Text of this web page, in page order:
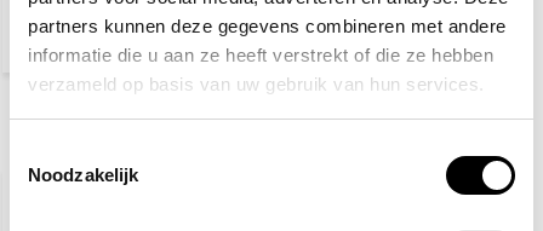
partners kunnen deze gegevens combineren met andere
informatie die u aan ze heeft verstrekt of die ze hebben
verzameld op basis van uw gebruik van hun services.
Noodzakelijk
23,50
(25,62 Incl. btw)